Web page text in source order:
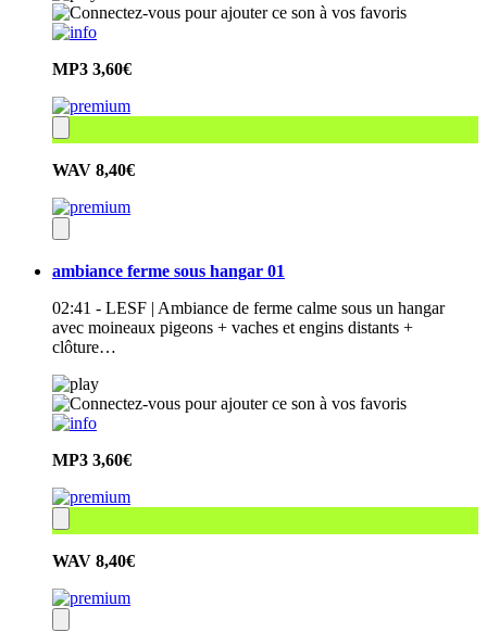
MP3 3,60€
WAV 8,40€
ambiance ferme sous hangar 01
02:41 - LESF | Ambiance de ferme calme sous un hangar
avec moineaux pigeons + vaches et engins distants +
clôture…
MP3 3,60€
WAV 8,40€